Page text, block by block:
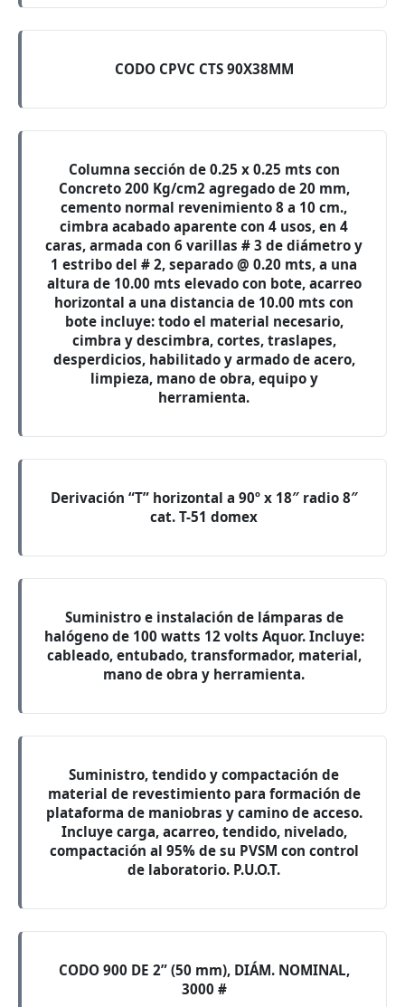
CODO CPVC CTS 90X38MM
Columna sección de 0.25 x 0.25 mts con
Concreto 200 Kg/cm2 agregado de 20 mm,
cemento normal revenimiento 8 a 10 cm.,
cimbra acabado aparente con 4 usos, en 4
caras, armada con 6 varillas # 3 de diámetro y
1 estribo del # 2, separado @ 0.20 mts, a una
altura de 10.00 mts elevado con bote, acarreo
horizontal a una distancia de 10.00 mts con
bote incluye: todo el material necesario,
cimbra y descimbra, cortes, traslapes,
desperdicios, habilitado y armado de acero,
limpieza, mano de obra, equipo y
herramienta.
Derivación “T” horizontal a 90º x 18″ radio 8″
cat. T-51 domex
Suministro e instalación de lámparas de
halógeno de 100 watts 12 volts Aquor. Incluye:
cableado, entubado, transformador, material,
mano de obra y herramienta.
Suministro, tendido y compactación de
material de revestimiento para formación de
plataforma de maniobras y camino de acceso.
Incluye carga, acarreo, tendido, nivelado,
compactación al 95% de su PVSM con control
de laboratorio. P.U.O.T.
CODO 900 DE 2” (50 mm), DIÁM. NOMINAL,
3000 #